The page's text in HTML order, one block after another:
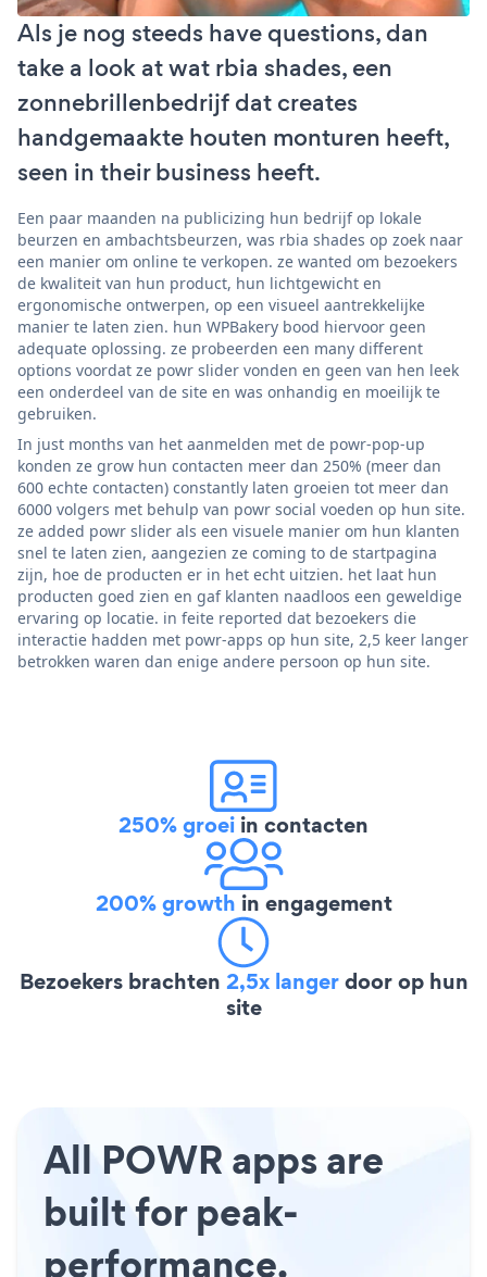
Als je nog steeds have questions, dan
take a look at wat rbia shades, een
zonnebrillenbedrijf dat creates
handgemaakte houten monturen heeft,
seen in their business heeft.
Een paar maanden na publicizing hun bedrijf op lokale
beurzen en ambachtsbeurzen, was rbia shades op zoek naar
een manier om online te verkopen. ze wanted om bezoekers
de kwaliteit van hun product, hun lichtgewicht en
ergonomische ontwerpen, op een visueel aantrekkelijke
manier te laten zien. hun WPBakery bood hiervoor geen
adequate oplossing. ze probeerden een many different
options voordat ze powr slider vonden en geen van hen leek
een onderdeel van de site en was onhandig en moeilijk te
gebruiken.
In just months van het aanmelden met de powr-pop-up
konden ze grow hun contacten meer dan 250% (meer dan
600 echte contacten) constantly laten groeien tot meer dan
6000 volgers met behulp van powr social voeden op hun site.
ze added powr slider als een visuele manier om hun klanten
snel te laten zien, aangezien ze coming to de startpagina
zijn, hoe de producten er in het echt uitzien. het laat hun
producten goed zien en gaf klanten naadloos een geweldige
ervaring op locatie. in feite reported dat bezoekers die
interactie hadden met powr-apps op hun site, 2,5 keer langer
betrokken waren dan enige andere persoon op hun site.
250% groei in contacten
200% growth in engagement
Bezoekers brachten 2,5x langerdoor op hun
site
All POWR apps are
built for peak-
performance.